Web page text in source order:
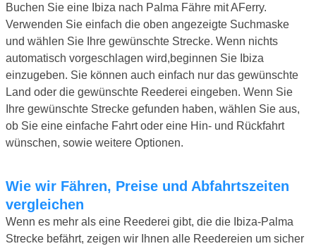
Buchen Sie eine Ibiza nach Palma Fähre mit AFerry.
Verwenden Sie einfach die oben angezeigte Suchmaske
und wählen Sie Ihre gewünschte Strecke. Wenn nichts
automatisch vorgeschlagen wird,beginnen Sie Ibiza
einzugeben. Sie können auch einfach nur das gewünschte
Land oder die gewünschte Reederei eingeben. Wenn Sie
Ihre gewünschte Strecke gefunden haben, wählen Sie aus,
ob Sie eine einfache Fahrt oder eine Hin- und Rückfahrt
wünschen, sowie weitere Optionen.
Wie wir Fähren, Preise und Abfahrtszeiten
vergleichen
Wenn es mehr als eine Reederei gibt, die die Ibiza-Palma
Strecke befährt, zeigen wir Ihnen alle Reedereien um sicher